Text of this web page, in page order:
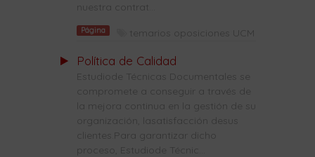
nuestra contrat...
Página temarios oposiciones UCM
Política de Calidad
Estudiode Técnicas Documentales se
compromete a conseguir a través de
la mejora continua en la gestión de su
organización, lasatisfacción desus
clientes.Para garantizar dicho
proceso, Estudiode Técnic...